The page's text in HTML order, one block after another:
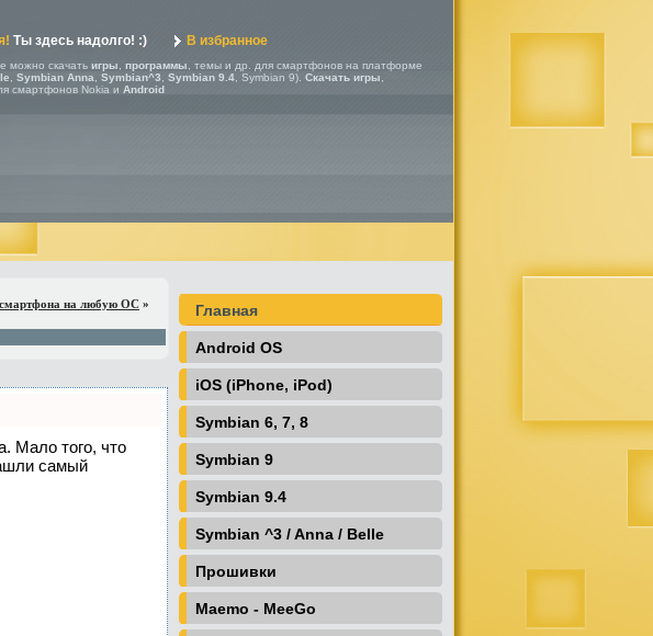
Ты здесь надолго! :) В избранное
можно скачать игры программы , темы и др. для смартфонов на платформе
Symbian Anna Symbian^3 Symbian 9.4 , Symbian 9). Скачать игры
смартфонов Nokia и Android
на любую ОС »
Мало того, что
самый
Главная
Android OS
iOS (iPhone, iPod)
Symbian 6, 7, 8
Symbian 9
Symbian 9.4
Symbian ^3 / Anna / Belle
Прошивки
Maemo - MeeGo